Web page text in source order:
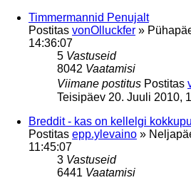
Timmermannid Penujalt
Postitas vonOlluckfer »
14:36:07
5 Vastuseid
8042 Vaatamisi
Viimane postitus Postitas
Teisipäev 20. Juuli 2010,
Breddit - kas on kellelgi
Postitas epp.ylevaino »
11:45:07
3 Vastuseid
6441 Vaatamisi